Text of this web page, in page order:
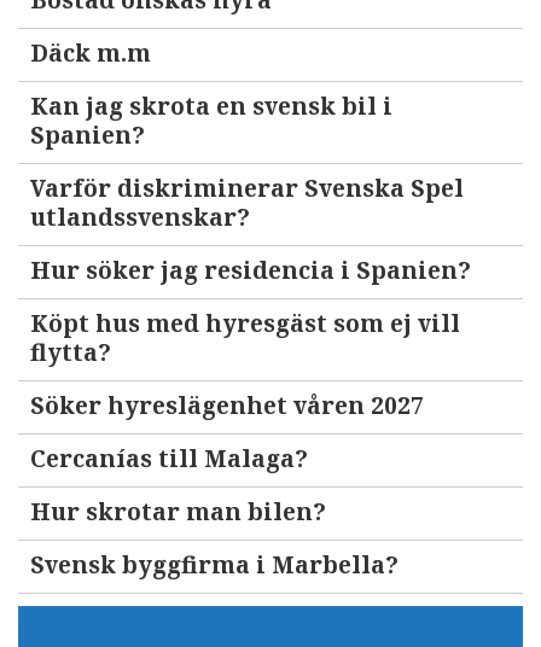
Däck m.m
Kan jag skrota en svensk bil i
Spanien?
Varför diskriminerar Svenska Spel
utlandssvenskar?
Hur söker jag residencia i Spanien?
Köpt hus med hyresgäst som ej vill
flytta?
Söker hyreslägenhet våren 2027
Cercanías till Malaga?
Hur skrotar man bilen?
Svensk byggfirma i Marbella?